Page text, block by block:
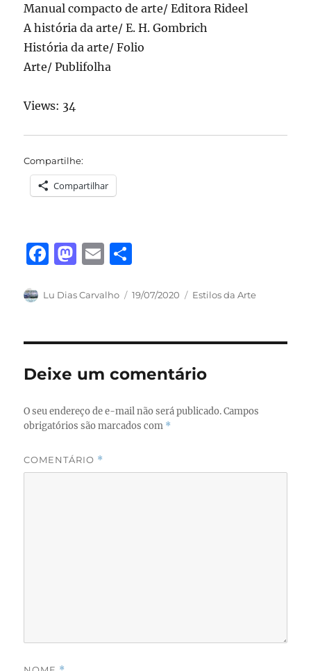
Manual compacto de arte/ Editora Rideel
A história da arte/ E. H. Gombrich
História da arte/ Folio
Arte/ Publifolha
Views: 34
Compartilhe:
Compartilhar
F
c
b
o
o
k
M
st
d
o
n
E
ai a
Autor
Lu Dias Carvalho
Publicado
19/07/2020 Categorias
Estilos da Arte
Deixe um comentário
O seu endereço de e-mail não será publicado. Campos
obrigatórios são marcados com *
COMENTÁRIO *